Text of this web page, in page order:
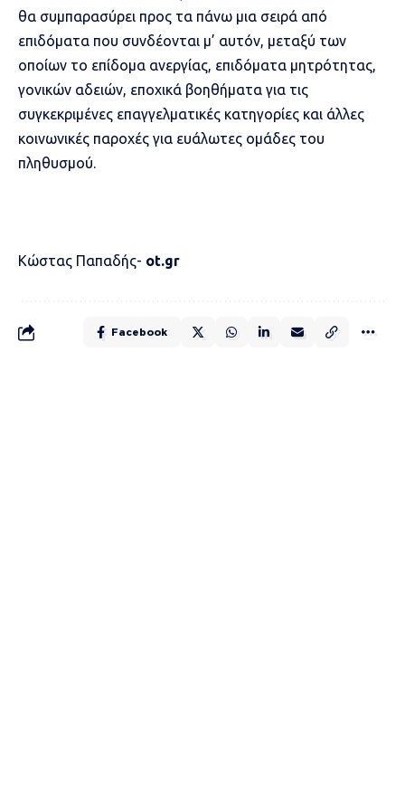
θα συμπαρασύρει προς τα πάνω μια σειρά από
επιδόματα που συνδέονται μ’ αυτόν, μεταξύ των
οποίων το επίδομα ανεργίας, επιδόματα μητρότητας,
γονικών αδειών, εποχικά βοηθήματα για τις
συγκεκριμένες επαγγελματικές κατηγορίες και άλλες
κοινωνικές παροχές για ευάλωτες ομάδες του
πληθυσμού.
Κώστας Παπαδής- ot.gr
Facebook